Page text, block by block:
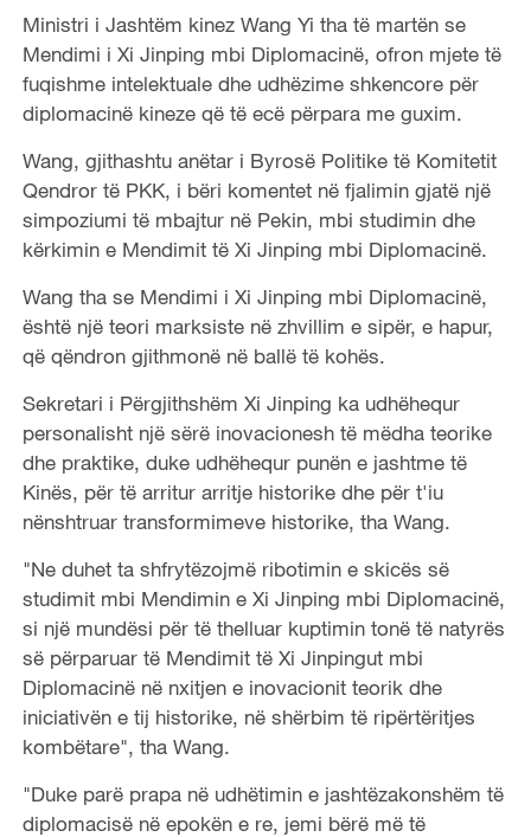
Ministri i Jashtëm kinez Wang Yi tha të martën se
Mendimi i Xi Jinping mbi Diplomacinë, ofron mjete të
fuqishme intelektuale dhe udhëzime shkencore për
diplomacinë kineze që të ecë përpara me guxim.
Wang, gjithashtu anëtar i Byrosë Politike të Komitetit
Qendror të PKK, i bëri komentet në fjalimin gjatë një
simpoziumi të mbajtur në Pekin, mbi studimin dhe
kërkimin e Mendimit të Xi Jinping mbi Diplomacinë.
Wang tha se Mendimi i Xi Jinping mbi Diplomacinë,
është një teori marksiste në zhvillim e sipër, e hapur,
që qëndron gjithmonë në ballë të kohës.
Sekretari i Përgjithshëm Xi Jinping ka udhëhequr
personalisht një sërë inovacionesh të mëdha teorike
dhe praktike, duke udhëhequr punën e jashtme të
Kinës, për të arritur arritje historike dhe për t'iu
nënshtruar transformimeve historike, tha Wang.
"Ne duhet ta shfrytëzojmë ribotimin e skicës së
studimit mbi Mendimin e Xi Jinping mbi Diplomacinë,
si një mundësi për të thelluar kuptimin tonë të natyrës
së përparuar të Mendimit të Xi Jinpingut mbi
Diplomacinë në nxitjen e inovacionit teorik dhe
iniciativën e tij historike, në shërbim të ripërtëritjes
kombëtare", tha Wang.
"Duke parë prapa në udhëtimin e jashtëzakonshëm të
diplomacisë në epokën e re, jemi bërë më të